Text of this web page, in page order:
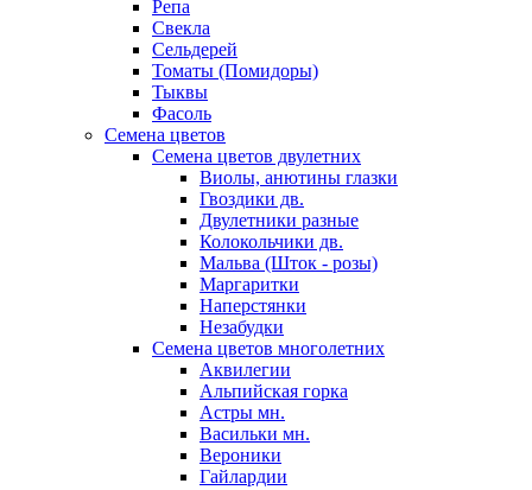
Репа
Свекла
Сельдерей
Томаты (Помидоры)
Тыквы
Фасоль
Семена цветов
Семена цветов двулетних
Виолы, анютины глазки
Гвоздики дв.
Двулетники разные
Колокольчики дв.
Мальва (Шток - розы)
Маргаритки
Наперстянки
Незабудки
Семена цветов многолетних
Аквилегии
Альпийская горка
Астры мн.
Васильки мн.
Вероники
Гайлардии